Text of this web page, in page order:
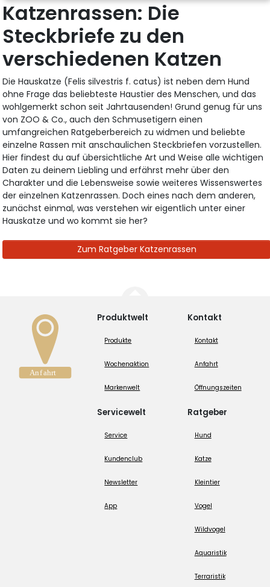
Katzenrassen: Die
Steckbriefe zu den
verschiedenen Katzen
Die Hauskatze (Felis silvestris f. catus) ist neben dem Hund
ohne Frage das beliebteste Haustier des Menschen, und das
wohlgemerkt schon seit Jahrtausenden! Grund genug für uns
von ZOO & Co., auch den Schmusetigern einen
umfangreichen Ratgeberbereich zu widmen und beliebte
einzelne Rassen mit anschaulichen Steckbriefen vorzustellen.
Hier findest du auf übersichtliche Art und Weise alle wichtigen
Daten zu deinem Liebling und erfährst mehr über den
Charakter und die Lebensweise sowie weiteres Wissenswertes
der einzelnen Katzenrassen. Doch eines nach dem anderen,
zunächst einmal, was verstehen wir eigentlich unter einer
Hauskatze und wo kommt sie her?
Zum Ratgeber Katzenrassen
Produktwelt
Produkte
Wochenaktion
Markenwelt
Servicewelt
Service
Kundenclub
Newsletter
App
Kontakt
Kontakt
Anfahrt
Öffnungszeiten
Ratgeber
Hund
Katze
Kleintier
Vogel
Wildvogel
Aquaristik
Terraristik